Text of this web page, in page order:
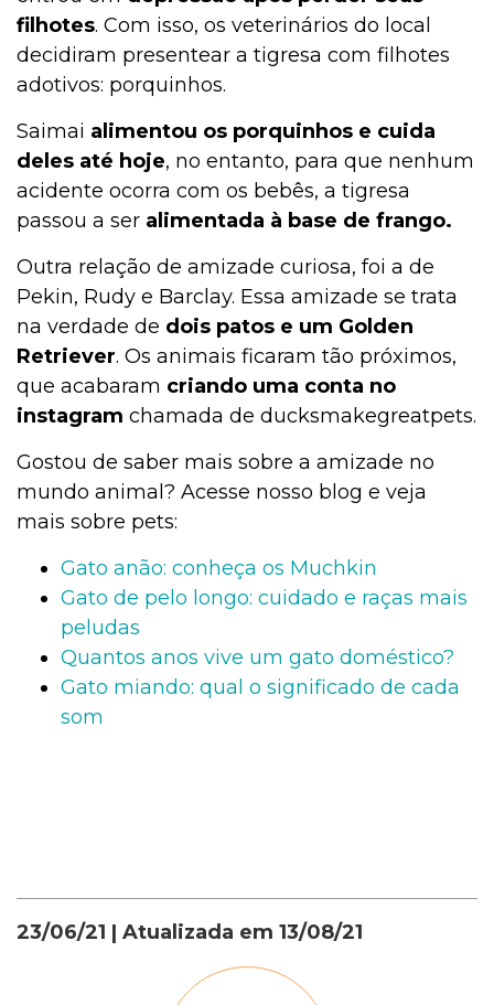
filhotes. Com isso, os veterinários do local
decidiram presentear a tigresa com filhotes
adotivos: porquinhos.
Saimai alimentou os porquinhos e cuida
deles até hoje, no entanto, para que nenhum
acidente ocorra com os bebês, a tigresa
passou a ser alimentada à base de frango.
Outra relação de amizade curiosa, foi a de
Pekin, Rudy e Barclay. Essa amizade se trata
na verdade de dois patos e um Golden
Retriever. Os animais ficaram tão próximos,
que acabaram criando uma conta no
instagram chamada de ducksmakegreatpets.
Gostou de saber mais sobre a amizade no
mundo animal? Acesse nosso blog e veja
mais sobre pets:
Gato anão: conheça os Muchkin
Gato de pelo longo: cuidado e raças mais
peludas
Quantos anos vive um gato doméstico?
Gato miando: qual o significado de cada
som
23/06/21 | Atualizada em 13/08/21